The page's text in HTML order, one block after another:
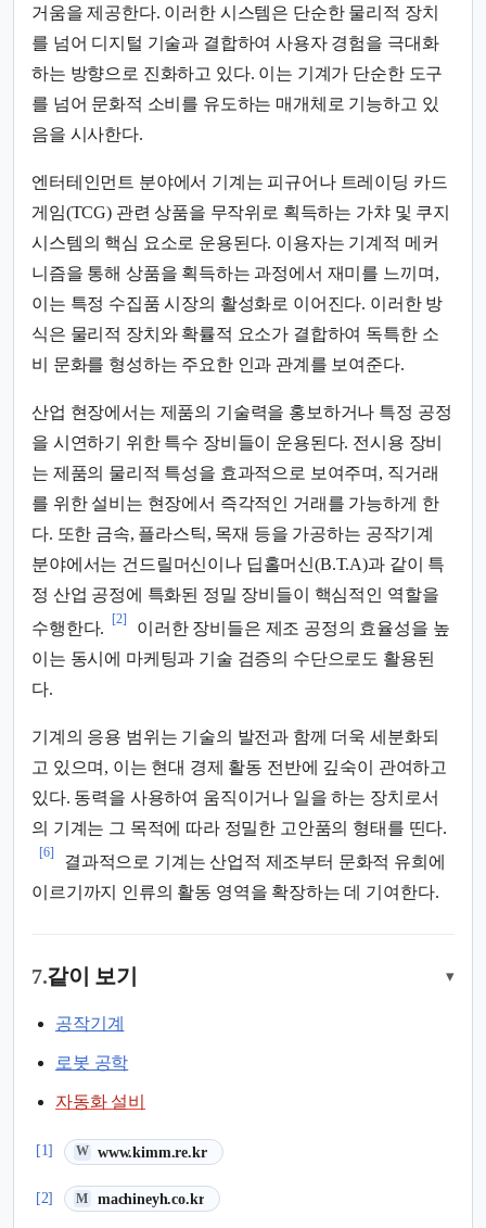
거움을 제공한다. 이러한 시스템은 단순한 물리적 장치
를 넘어 디지털 기술과 결합하여 사용자 경험을 극대화
하는 방향으로 진화하고 있다. 이는 기계가 단순한 도구
를 넘어 문화적 소비를 유도하는 매개체로 기능하고 있
음을 시사한다.
엔터테인먼트 분야에서 기계는 피규어나 트레이딩 카드
게임(TCG) 관련 상품을 무작위로 획득하는 가챠 및 쿠지
시스템의 핵심 요소로 운용된다. 이용자는 기계적 메커
니즘을 통해 상품을 획득하는 과정에서 재미를 느끼며,
이는 특정 수집품 시장의 활성화로 이어진다. 이러한 방
식은 물리적 장치와 확률적 요소가 결합하여 독특한 소
비 문화를 형성하는 주요한 인과 관계를 보여준다.
산업 현장에서는 제품의 기술력을 홍보하거나 특정 공정
을 시연하기 위한 특수 장비들이 운용된다. 전시용 장비
는 제품의 물리적 특성을 효과적으로 보여주며, 직거래
를 위한 설비는 현장에서 즉각적인 거래를 가능하게 한
다. 또한 금속, 플라스틱, 목재 등을 가공하는 공작기계
분야에서는 건드릴머신이나 딥홀머신(B.T.A)과 같이 특
정 산업 공정에 특화된 정밀 장비들이 핵심적인 역할을
수행한다.
[2]
이러한 장비들은 제조 공정의 효율성을 높
이는 동시에 마케팅과 기술 검증의 수단으로도 활용된
다.
기계의 응용 범위는 기술의 발전과 함께 더욱 세분화되
고 있으며, 이는 현대 경제 활동 전반에 깊숙이 관여하고
있다. 동력을 사용하여 움직이거나 일을 하는 장치로서
의 기계는 그 목적에 따라 정밀한 고안품의 형태를 띤다.
[6]
결과적으로 기계는 산업적 제조부터 문화적 유희에
이르기까지 인류의 활동 영역을 확장하는 데 기여한다.
7.같이 보기 ▾
공작기계
로봇 공학
자동화 설비
[1] W www.kimm.re.kr
(새 탭에서 열림)
[2] M machineyh.co.kr
(새 탭에서 열림)